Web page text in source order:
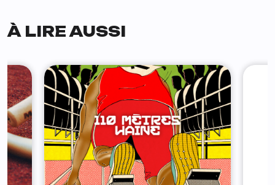
À LIRE AUSSI